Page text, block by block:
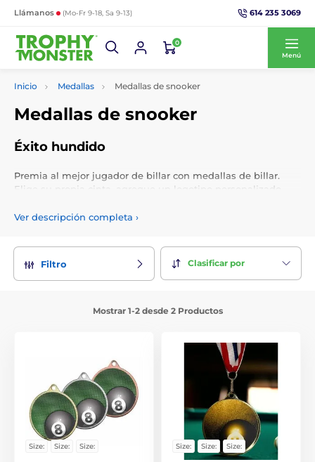
Llámanos (Mo-Fr 9-18, Sa 9-13) 614 235 3069
0
Menú
Inicio Medallas Medallas de snooker
Medallas de snooker
Éxito hundido
Premia al mejor jugador de billar con medallas de billar.
Elige su propia cinta, agregue un logotipo personalizado
propia cinta, grabe sus medallas de forma personalizada y
Ver descripción completa ›
Filtro Clasificar por
Mostrar 1-2 desde 2 Productos
Size: Size: Size: Size: Size: Size: